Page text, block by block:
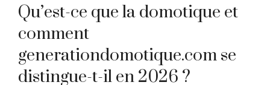
Qu’est-ce que la domotique et
comment
generationdomotique.com se
distingue-t-il en 2026 ?